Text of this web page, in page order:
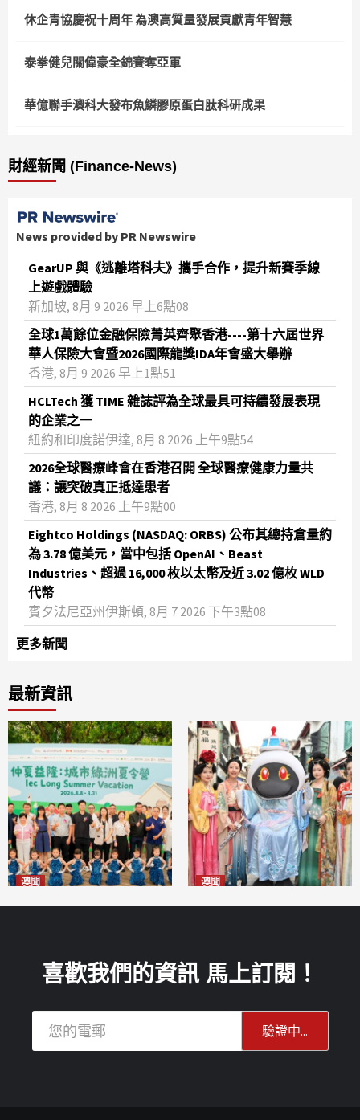
休企青協慶祝十周年 為澳高質量發展貢獻青年智慧
泰拳健兒關偉豪全錦賽奪亞軍
華億聯手澳科大發布魚鱗膠原蛋白肽科研成果
財經新聞 (Finance-News)
News provided by PR Newswire
GearUP 與《逃離塔科夫》攜手合作，提升新賽季線
上遊戲體驗
新加坡, 8月 9 2026 早上6點08
全球1萬餘位金融保險菁英齊聚香港----第十六屆世界
華人保險大會暨2026國際龍獎IDA年會盛大舉辦
香港, 8月 9 2026 早上1點51
HCLTech 獲 TIME 雜誌評為全球最具可持續發展表現
的企業之一
紐約和印度諾伊達, 8月 8 2026 上午9點54
2026全球醫療峰會在香港召開 全球醫療健康力量共
議：讓突破真正抵達患者
香港, 8月 8 2026 上午9點00
Eightco Holdings (NASDAQ: ORBS) 公布其總持倉量約
為 3.78 億美元，當中包括 OpenAI、Beast
Industries、超過 16,000 枚以太幣及近 3.02 億枚 WLD
代幣
賓夕法尼亞州伊斯頓, 8月 7 2026 下午3點08
更多新聞
最新資訊
澳聞
2026-08-09
澳聞
喜歡我們的資訊 馬上訂閱！